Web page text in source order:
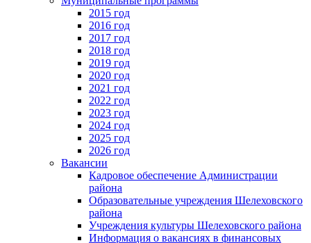
2015 год
2016 год
2017 год
2018 год
2019 год
2020 год
2021 год
2022 год
2023 год
2024 год
2025 год
2026 год
Вакансии
Кадровое обеспечение Администрации
района
Образовательные учреждения Шелеховского
района
Учреждения культуры Шелеховского района
Информация о вакансиях в финансовых